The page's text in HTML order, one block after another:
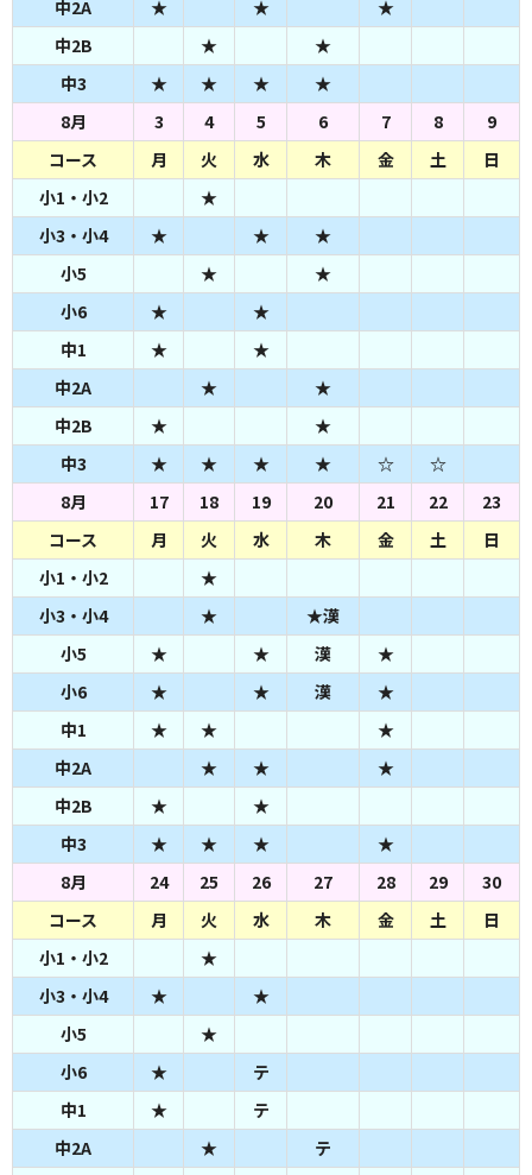
中2A
★ ★
★
中2B
★
★
中3
★ ★ ★
★
8月
3 4 5 6 7 8
9
コース
月 火 水 木 金 土
日
小1・小2
★
小3・小4
★ ★
★
小5
★
★
小6
★
★
中1
★
★
中2A
★
★
中2B
★
★
中3
★ ★ ★ ★ ☆
☆
8月
17 18 19 20 21 22
23
コース
月 火 水 木 金 土
日
小1・小2
★
小3・小4
★
★漢
小5
★ ★ 漢
★
小6
★ ★ 漢
★
中1
★ ★
★
中2A
★ ★
★
中2B
★
★
中3
★ ★ ★
★
8月
24 25 26 27 28 29
30
コース
月 火 水 木 金 土
日
小1・小2
★
小3・小4
★
★
小5
★
小6
★
テ
中1
★
テ
中2A
★
テ